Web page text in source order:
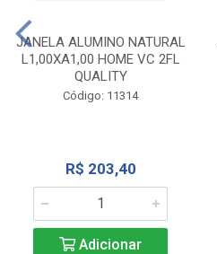
JANELA ALUMINO NATURAL
L1,00XA1,00 HOME VC 2FL
QUALITY
Código: 11314
R$ 203,40
Adicionar